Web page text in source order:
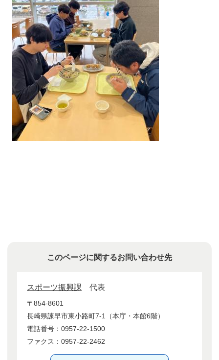
このページに関するお問い合わせ先
スポーツ振興課 代表
〒854-8601
長崎県諫早市東小路町7-1（本庁・本館6階）
電話番号：0957-22-1500
ファクス：0957-22-2462